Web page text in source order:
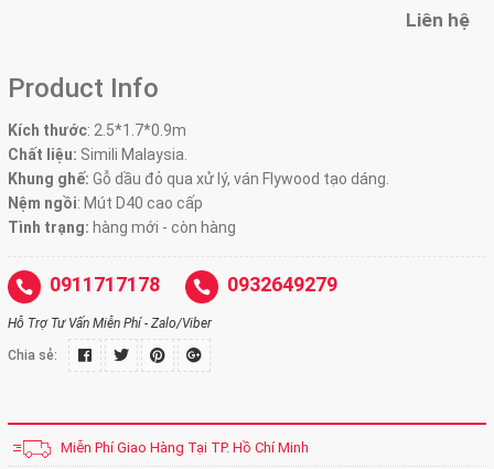
Liên hệ
Product Info
Kích thước: 2.5*1.7*0.9m
Chất liệu: Simili Malaysia.
Khung ghế: Gỗ dầu đỏ qua xử lý, ván Flywood tạo dáng.
Nệm ngồi: Mút D40 cao cấp
Tình trạng: hàng mới - còn hàng
0911717178 0932649279
Hỗ Trợ Tư Vấn Miễn Phí - Zalo/Viber
Chia sẻ:
Miễn Phí Giao Hàng Tại TP. Hồ Chí Minh